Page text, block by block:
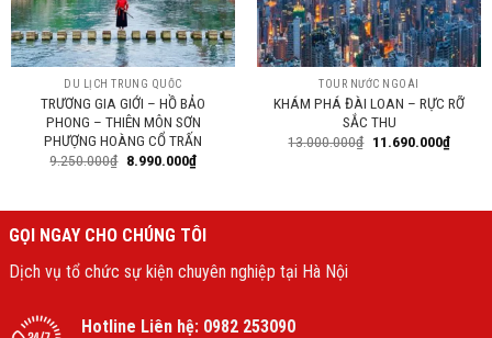
DU LỊCH TRUNG QUỐC
TRƯƠNG GIA GIỚI – HỒ BẢO
PHONG – THIÊN MÔN SƠN
PHƯỢNG HOÀNG CỔ TRẤN
9.250.000₫ 8.990.000₫
TOUR NƯỚC NGOÀI
KHÁM PHÁ ĐÀI LOAN – RỰC RỠ
SẮC THU
13.000.000₫ 11.690.000₫
GỌI NGAY CHO CHÚNG TÔI
Dịch vụ tổ chức sự kiện chuyên nghiệp tại Hà Nội
Hotline Liên hệ: 0982 253090